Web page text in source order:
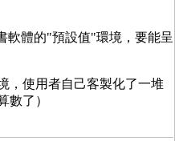
軟體的"預設值"環境，要能呈
，使用者自己客製化了一堆
數了）